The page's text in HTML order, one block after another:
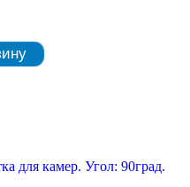
для камер. Угол: 90град.